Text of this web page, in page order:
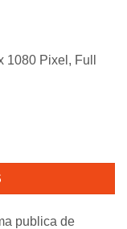
1080 Pixel, Full
27", 1920 x 1080
publica de